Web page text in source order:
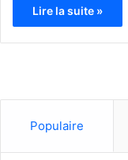
Lire la suite »
Populaire